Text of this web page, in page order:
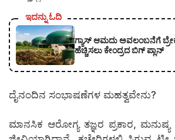
ಇದನ್ನು ಓದಿ
ಗ್ಯಾಸ್ ಆಮದು ಅವಲಂಬನೆಗೆ
ಹೆಚ್ಚಿಸಲು ಕೇಂದ್ರದ ಬಿಗ್ ಪ್ಲಾನ್
ದೈನಂದಿನ ಸಂಭಾಷಣೆಗಳ ಮಹತ್ವವೇನು?
ಮಾನಸಿಕ ಆರೋಗ್ಯ ತಜ್ಞರ ಪ್ರಕಾರ, ಮನುಷ್ಯ